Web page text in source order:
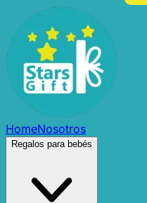
HomeNosotros
Regalos para bebés